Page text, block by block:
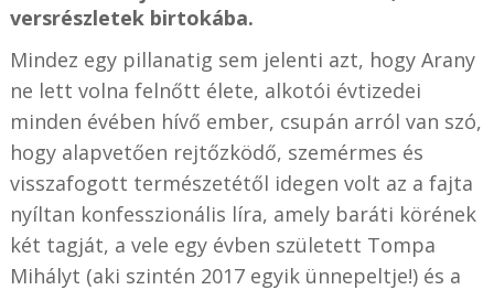
versrészletek birtokába.
Mindez egy pillanatig sem jelenti azt, hogy Arany
ne lett volna felnőtt élete, alkotói évtizedei
minden évében hívő ember, csupán arról van szó,
hogy alapvetően rejtőzködő, szemérmes és
visszafogott természetétől idegen volt az a fajta
nyíltan konfesszionális líra, amely baráti körének
két tagját, a vele egy évben született Tompa
Mihályt (aki szintén 2017 egyik ünnepeltje!) és a